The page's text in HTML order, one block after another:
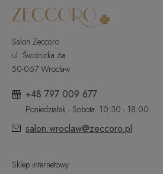
Salon Zeccoro
ul. Świdnicka 6a
50-067 Wrocław
+48 797 009 677
Poniedziałek - Sobota: 10:30 - 18:00
salon.wroclaw@zeccoro.pl
Sklep internetowy